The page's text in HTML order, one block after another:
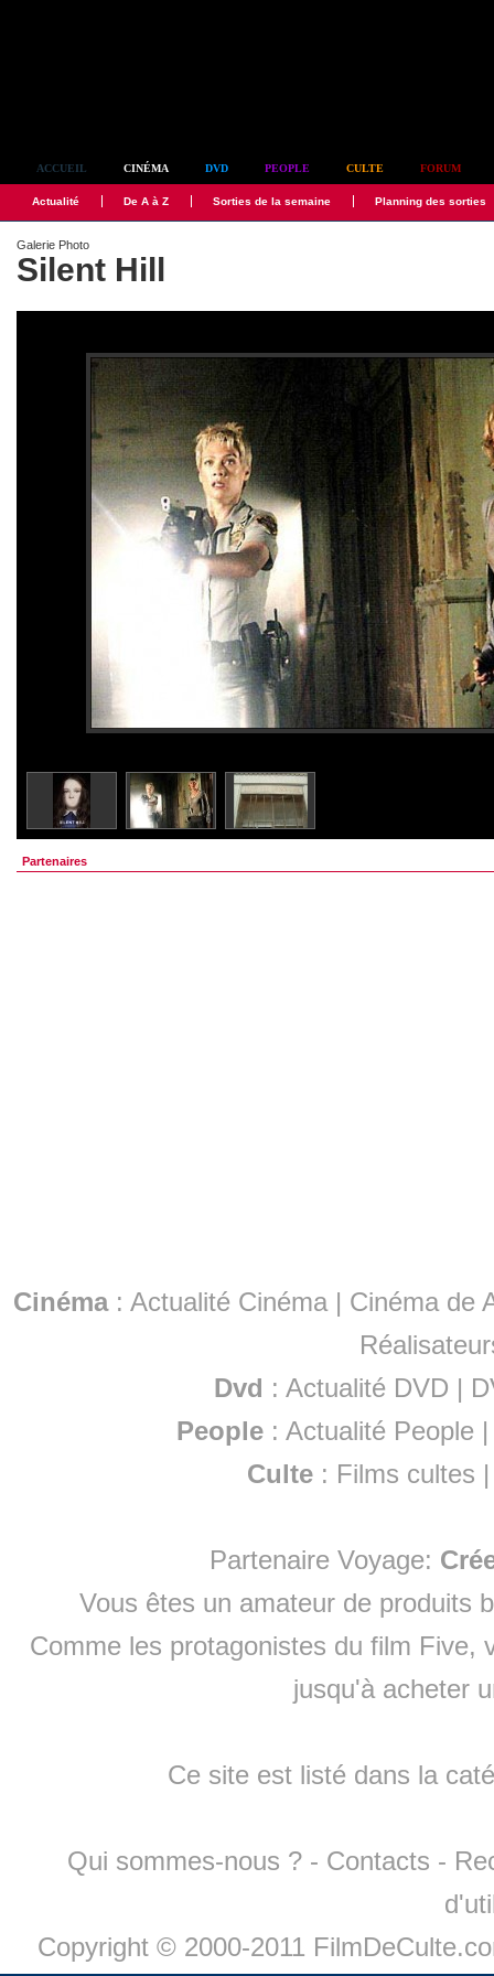
ACCUEIL CINÉMA DVD PEOPLE CULTE FORUM
Actualité De A à Z Sorties de la semaine Planning des sorties
Galerie Photo
Silent Hill
Partenaires
Cinéma: Actualité Cinéma | Cinéma de
Dvd : Actualité DVD |
People :Actualité People
Culte : Films cultes
Partenaire Voyage:
Vous êtes un amateur de produits
Comme les protagonistes du film Five,
jusqu'à acheter
Ce site est listé dans la
Qui sommes-nous ? - Contacts -
Copyright © 2000-2011